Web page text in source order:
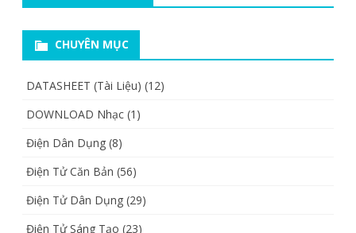
CHUYÊN MỤC
DATASHEET (Tài Liệu) (12)
DOWNLOAD Nhạc (1)
Điện Dân Dụng (8)
Điện Tử Căn Bản (56)
Điện Tử Dân Dụng (29)
Điện Tử Sáng Tạo (23)